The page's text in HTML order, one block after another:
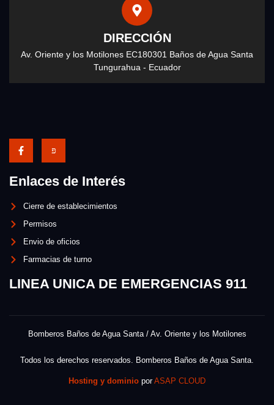
DIRECCIÓN
Av. Oriente y los Motilones EC180301 Baños de Agua Santa
Tungurahua - Ecuador
Enlaces de Interés
Cierre de establecimientos
Permisos
Envio de oficios
Farmacias de turno
LINEA UNICA DE EMERGENCIAS 911
Bomberos Baños de Agua Santa / Av. Oriente y los Motilones
Todos los derechos reservados. Bomberos Baños de Agua Santa.
Hosting y dominio porASAP CLOUD